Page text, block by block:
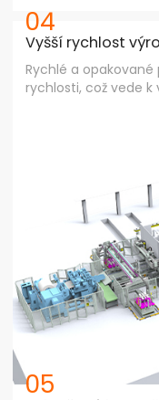
Vyšší rychlost
04
Rychlé a
rychlosti, což vede
05